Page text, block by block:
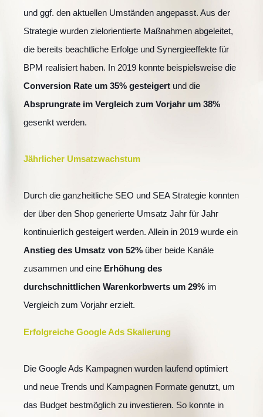
und ggf. den aktuellen Umständen angepasst. Aus der
Strategie wurden zielorientierte Maßnahmen abgeleitet,
die bereits beachtliche Erfolge und Synergieeffekte für
BPM realisiert haben. In 2019 konnte beispielsweise die
Conversion Rate um 35% gesteigert und die
Absprungrate im Vergleich zum Vorjahr um 38%
gesenkt werden.
Jährlicher Umsatzwachstum
Durch die ganzheitliche SEO und SEA Strategie konnten
der über den Shop generierte Umsatz Jahr für Jahr
kontinuierlich gesteigert werden. Allein in 2019 wurde ein
Anstieg des Umsatz von 52% über beide Kanäle
zusammen und eine Erhöhung des
durchschnittlichen Warenkorbwerts um 29% im
Vergleich zum Vorjahr erzielt.
Erfolgreiche Google Ads Skalierung
Die Google Ads Kampagnen wurden laufend optimiert
und neue Trends und Kampagnen Formate genutzt, um
das Budget bestmöglich zu investieren. So konnte in